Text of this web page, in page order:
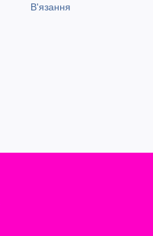
В'язання